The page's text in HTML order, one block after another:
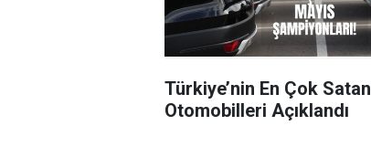
Türkiye’nin En Çok Satan
Otomobilleri Açıklandı